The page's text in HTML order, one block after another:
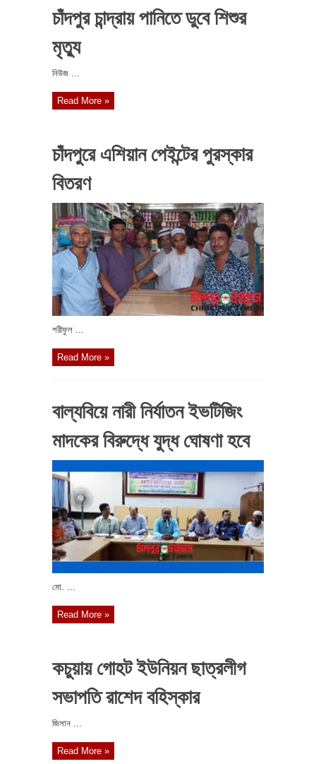
চাঁদপুর চান্দ্রায় পানিতে ডুবে শিশুর
মৃত্যু
নিউজ ...
Read More »
চাঁদপুরে এশিয়ান পেইন্টের পুরস্কার
বিতরণ
শরীফুল ...
Read More »
বাল্যবিয়ে নারী নির্যাতন ইভটিজিং
মাদকের বিরুদ্ধে যুদ্ধ ঘোষণা হবে
মো. ...
Read More »
কচুয়ায় গোহট ইউনিয়ন ছাত্রলীগ
সভাপতি রাশেদ বহিস্কার
জিসান ...
Read More »